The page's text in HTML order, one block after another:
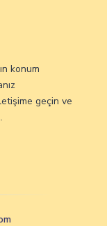
konum
geçin ve